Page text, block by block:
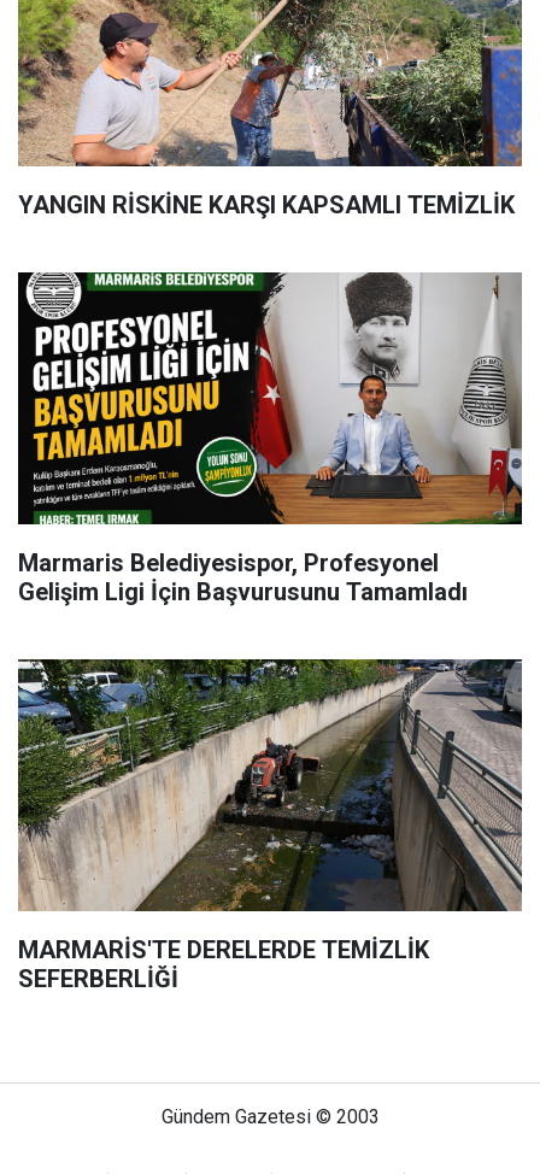
YANGIN RİSKİNE KARŞI KAPSAMLI TEMİZLİK
Marmaris Belediyesispor, Profesyonel
Gelişim Ligi İçin Başvurusunu Tamamladı
MARMARİS'TE DERELERDE TEMİZLİK
SEFERBERLİĞİ
Gündem Gazetesi © 2003